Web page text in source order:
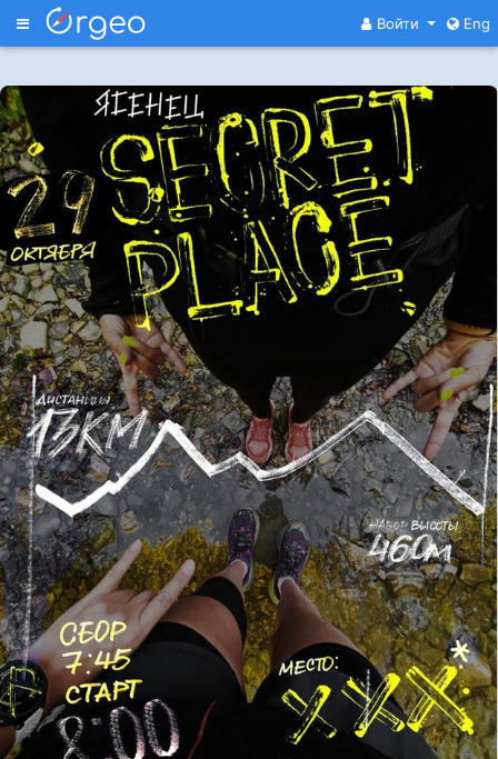
Меню Войти Eng